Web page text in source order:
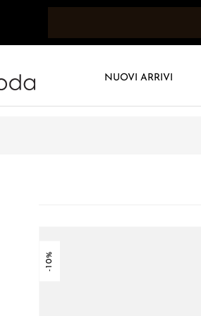
NUOVI ARRIVI
-10%